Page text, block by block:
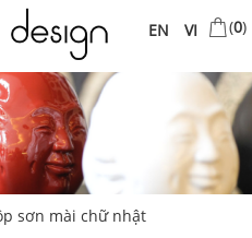
VI
EN (0)
sơn mài chữ nhật